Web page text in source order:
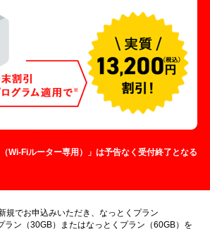
Wi-Fiルーター専用）」は予告なく受付終了となる
規でお申込みいただき、なっとくプラン
ラン（30GB）またはなっとくプラン（60GB）を